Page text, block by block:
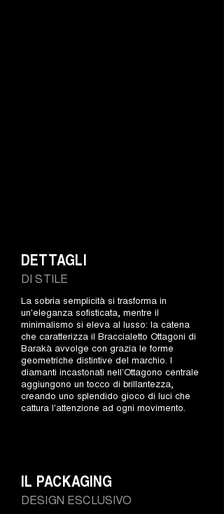
DI STILE
DETTAGLI
La sobria semplicità si trasforma in
un'eleganza sofisticata, mentre il
minimalismo si eleva al lusso: la catena
che caratterizza il Braccialetto Ottagoni di
Barakà avvolge con grazia le forme
geometriche distintive del marchio. I
diamanti incastonati nell’Ottagono centrale
aggiungono un tocco di brillantezza,
creando uno splendido gioco di luci che
cattura l'attenzione ad ogni movimento.
DESIGN ESCLUSIVO
IL PACKAGING